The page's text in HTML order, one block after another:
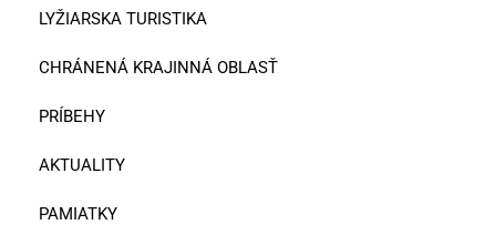
LYŽIARSKA TURISTIKA
CHRÁNENÁ KRAJINNÁ OBLASŤ
PRÍBEHY
AKTUALITY
PAMIATKY